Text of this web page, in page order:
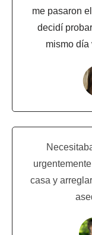
me pasaron
decidí
mismo día
casa y